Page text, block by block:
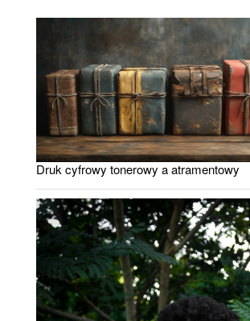
Druk cyfrowy tonerowy a atramentowy